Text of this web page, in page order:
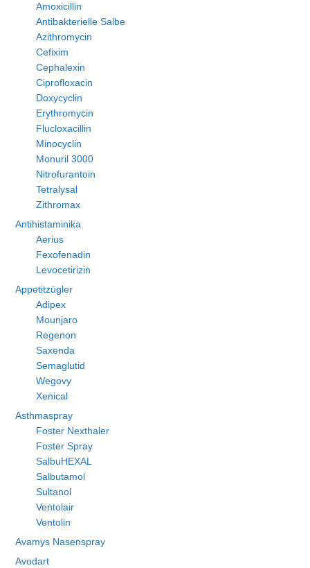
Amoxicillin
Antibakterielle Salbe
Azithromycin
Cefixim
Cephalexin
Ciprofloxacin
Doxycyclin
Erythromycin
Flucloxacillin
Minocyclin
Monuril 3000
Nitrofurantoin
Tetralysal
Zithromax
Antihistaminika
Aerius
Fexofenadin
Levocetirizin
Appetitzügler
Adipex
Mounjaro
Regenon
Saxenda
Semaglutid
Wegovy
Xenical
Asthmaspray
Foster Nexthaler
Foster Spray
SalbuHEXAL
Salbutamol
Sultanol
Ventolair
Ventolin
Avamys Nasenspray
Avodart